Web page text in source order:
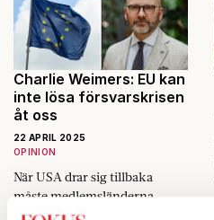
universitet och
muséer. Då
slipper de
senaste 20 årens
ideologer
konfronteras
Charlie Weimers: EU kan
inte lösa försvarskrisen
åt oss
22 APRIL 2025
OPINION
När USA drar sig tillbaka
måste medlemsländerna
själva fylla tomrummet.